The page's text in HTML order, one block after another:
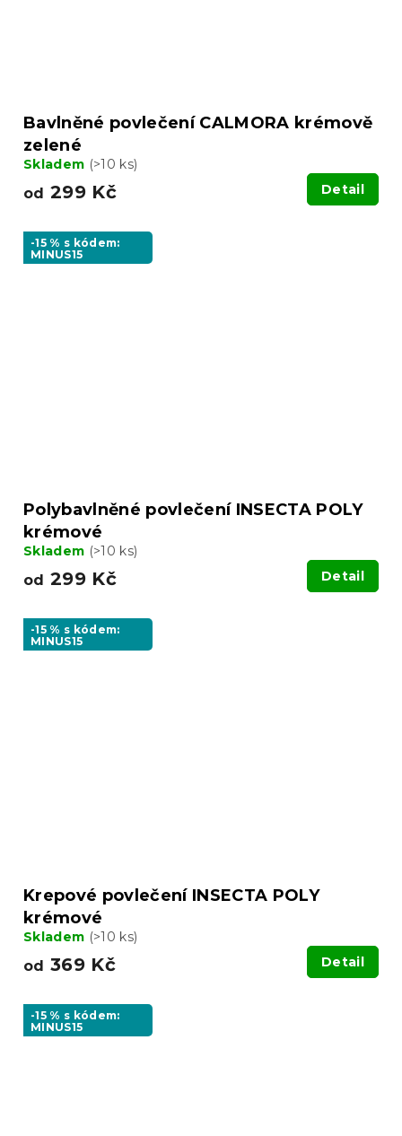
Bavlněné povlečení CALMORA krémově
zelené
Skladem (>10 ks)
od 299 Kč Detail
-15 % s kódem:
MINUS15
Polybavlněné povlečení INSECTA POLY
krémové
Skladem (>10 ks)
od 299 Kč Detail
-15 % s kódem:
MINUS15
Krepové povlečení INSECTA POLY
krémové
Skladem (>10 ks)
od 369 Kč Detail
-15 % s kódem:
MINUS15